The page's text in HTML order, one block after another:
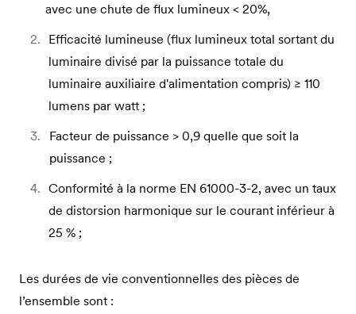
avec une chute de flux lumineux < 20%,
Efficacité lumineuse (flux lumineux total sortant du
luminaire divisé par la puissance totale du
luminaire auxiliaire d'alimentation compris) ≥ 110
lumens par watt ;
Facteur de puissance > 0,9 quelle que soit la
puissance ;
Conformité à la norme EN 61000-3-2, avec un taux
de distorsion harmonique sur le courant inférieur à
25 % ;
Les durées de vie conventionnelles des pièces de
l’ensemble sont :